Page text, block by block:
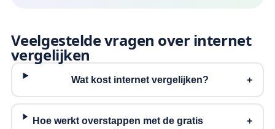
Veelgestelde vragen over internet
vergelijken
Wat kost internet vergelijken?
Hoe werkt overstappen met de gratis